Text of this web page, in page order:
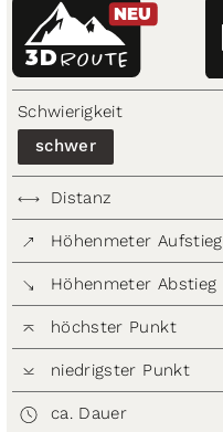
ROUTE
3D
NEU
Schwierigkeit
schwer
Distanz
Höhenmeter Aufstieg
Höhenmeter Abstieg
höchster Punkt
niedrigster Punkt
ca. Dauer